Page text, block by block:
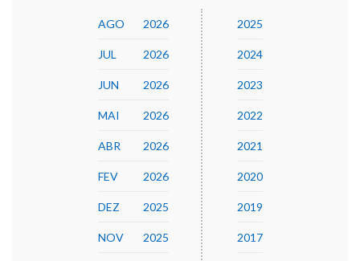
AGO 2026
JUL 2026
JUN 2026
MAI 2026
ABR 2026
FEV 2026
DEZ 2025
NOV 2025
2025
2024
2023
2022
2021
2020
2019
2017